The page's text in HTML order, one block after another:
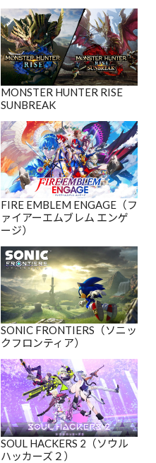
MONSTER HUNTER RISE
SUNBREAK
FIRE EMBLEM ENGAGE（フ
ァイアーエムブレム エンゲ
ージ）
SONIC FRONTIERS（ソニッ
クフロンティア）
SOUL HACKERS 2（ソウル
ハッカーズ２）